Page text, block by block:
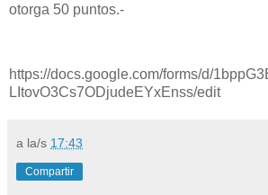
otorga 50 puntos.-
https://docs.google.com/forms/d/
LItovO3Cs7ODjudeEYxEnss/edit
a la/s 17:43
Compartir